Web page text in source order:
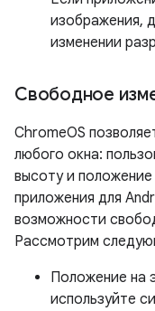
изображения,
изменении
Свободное
ChromeOS
любого окна:
высоту и
приложения для
возможности
Рассмотрим
Положение на
используйте